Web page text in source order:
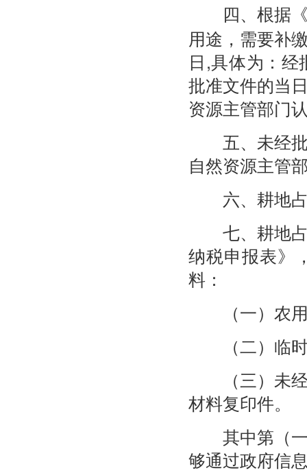
四、根据
用途，需要补
日,具体为：
批准文件的当
资源主管部门
五、未经批
自然资源主管
六、耕地占
七、耕地占
纳税申报表》
料：
（一）农用
（二）临时
（三）未经
材料复印件。
其中第（一
够通过政府信